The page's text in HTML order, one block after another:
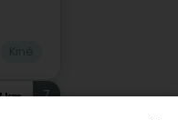
km 7